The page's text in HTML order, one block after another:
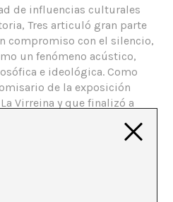
de influencias culturales
Tres articuló gran parte
compromiso con el silencio,
un fenómeno acústico,
e ideológica. Como
de la exposición
Virreina y que finalizó a
de junio, en el trabajo de
de vaciamiento
del sistema artístico, así
a través de la cual persiguió
trabajo en arte.